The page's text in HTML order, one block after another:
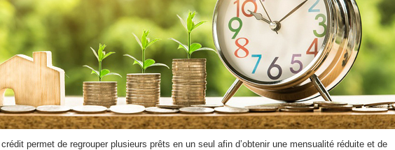
permet de regrouper plusieurs prêts en un seul afin d’obtenir une mensualité réduite et de